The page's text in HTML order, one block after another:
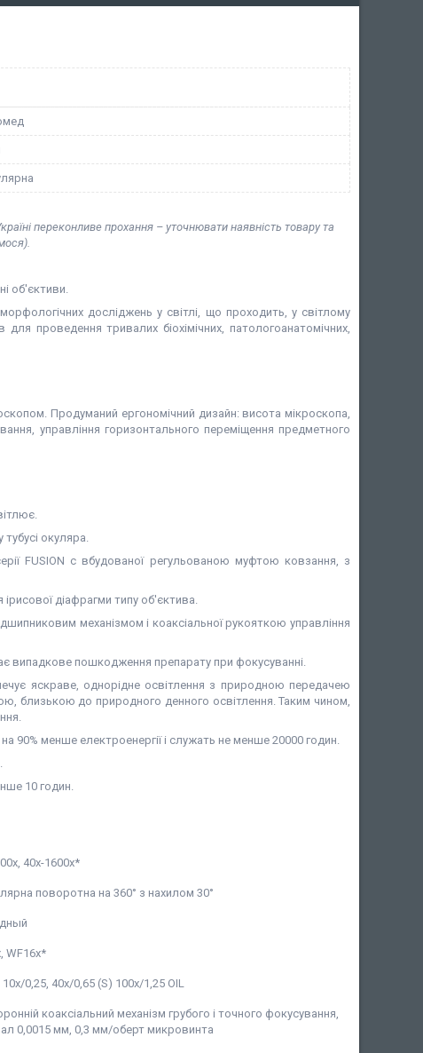
переконливе прохання – уточнювати наявність товару та
об'єктиви.
досліджень у світлі, що проходить, у світлому
проведення тривалих біохімічних, патологоанатомічних,
Продуманий ергономічний дизайн: висота мікроскопа,
управління горизонтального переміщення предметного
окуляра.
FUSION c вбудованої регульованою муфтою ковзання, з
діафрагми типу об'єктива.
механізмом і коаксіальної рукояткою управління
випадкове пошкодження препарату при фокусуванні.
яскраве, однорідне освітлення з природною передачею
близькою до природного денного освітлення. Таким чином,
90% менше електроенергії і служать не менше 20000 годин.
10 годин.
40х-1600х*
поворотна на 360° з нахилом 30°
WF16х*
10х/0,25, 40х/0,65 (S) 100х/1,25 OIL
коаксіальний механізм грубого і точного фокусування,
0,0015 мм, 0,3 мм/оберт микровинта